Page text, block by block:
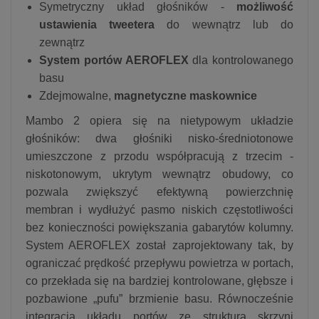
Symetryczny układ głośników - możliwość
ustawienia tweetera do wewnątrz lub do
zewnątrz
System portów AEROFLEX dla kontrolowanego
basu
Zdejmowalne, magnetyczne maskownice
Mambo 2 opiera się na nietypowym układzie
głośników: dwa głośniki nisko-średniotonowe
umieszczone z przodu współpracują z trzecim -
niskotonowym, ukrytym wewnątrz obudowy, co
pozwala zwiększyć efektywną powierzchnię
membran i wydłużyć pasmo niskich częstotliwości
bez konieczności powiększania gabarytów kolumny.
System AEROFLEX został zaprojektowany tak, by
ograniczać prędkość przepływu powietrza w portach,
co przekłada się na bardziej kontrolowane, głębsze i
pozbawione „pufu” brzmienie basu. Równocześnie
integracja układu portów ze strukturą skrzyni